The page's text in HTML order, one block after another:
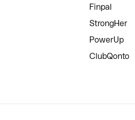
Finpal
StrongHer
PowerUp
ClubQonto